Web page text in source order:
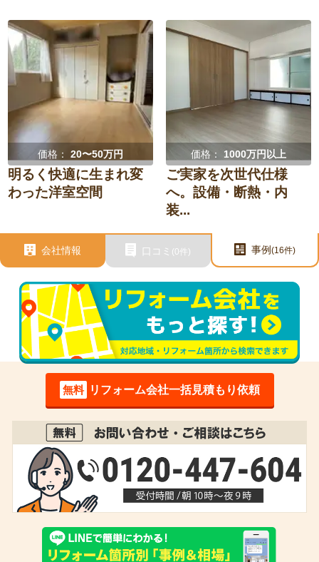
価格：20〜50万円
明るく快適に生まれ変
わった洋室空間
価格： 1000万円以上
ご実家を次世代仕様
へ。設備・断熱・内
装...
会社情報 口コミ (0件) 事例 (16件)
無料 リフォーム会社一括見積もり依頼